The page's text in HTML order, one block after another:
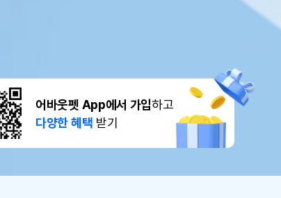
어바웃펫 App에서 가입하고
다양한 혜택 받기